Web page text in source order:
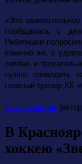
«Это
пообщались с
Ребятишки
конечно же, с
теплая и
нужно проводить
главный тренер ХК
Фоторепортаж
В
хоккею